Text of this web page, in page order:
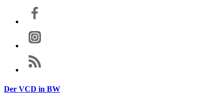
Der VCD in BW